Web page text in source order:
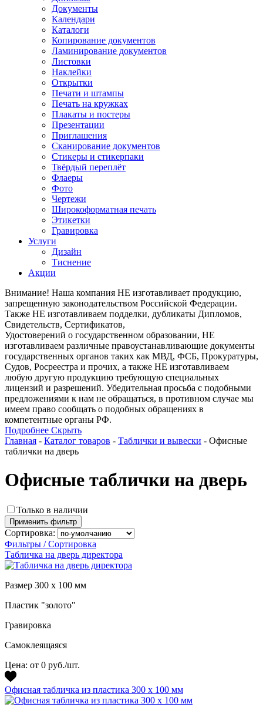
Документы
Календари
Каталоги
Копирование документов
Ламинирование документов
Листовки
Наклейки
Открытки
Печати и штампы
Печать на кружках
Плакаты и постеры
Презентации
Приглашения
Сканирование документов
Стикеры и стикерпаки
Твёрдый переплёт
Флаеры
Фото
Чертежи
Широкоформатная печать
Этикетки
Гравировка
Услуги
Дизайн
Тиснение
Акции
Внимание! Наша компания НЕ изготавливает продукцию,
запрещенную законодательством Российской Федерации.
Также НЕ изготавливаем подделки, дубликаты Дипломов,
Свидетельств, Сертификатов,
Удостоверений о государственном образовании, НЕ
изготавливаем различные правоустанавливающие документы
государственных органов таких как МВД, ФСБ, Прокуратуры,
Судов, Росреестра и прочих, а также НЕ изготавливаем
любую другую продукцию требующую специальных
лицензий и разрешений. Убедительная просьба с подобными
предложениями к нам не обращаться, в противном случае мы
имеем право сообщать о подобных обращениях в
компетентные органы РФ.
Подробнее Скрыть
Главная - Каталог товаров - Таблички и вывески - Офисные
таблички на дверь
Офисные таблички на дверь
Только в наличии
Применить фильтр
Сортировка:
Фильтры / Сортировка
Табличка на дверь директора
Размер 300 х 100 мм
Пластик "золото"
Гравировка
Самоклеящаяся
Цена: от 0 руб./шт.
Офисная табличка из пластика 300 х 100 мм